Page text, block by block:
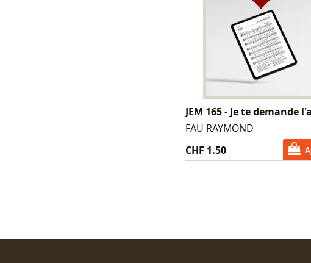
JEM 165 - Je te demande
FAU RAYMOND
CHF 1.50